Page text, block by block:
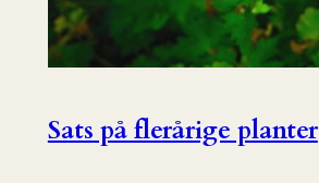
Sats på flerårige planter